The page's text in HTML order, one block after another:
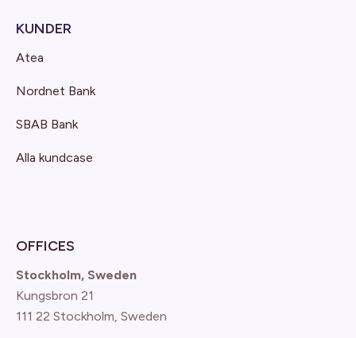
KUNDER
Atea
Nordnet Bank
SBAB Bank
Alla kundcase
OFFICES
Stockholm, Sweden
Kungsbron 21
111 22 Stockholm, Sweden